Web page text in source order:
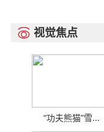
 视觉焦点
“功夫熊猫”雪...